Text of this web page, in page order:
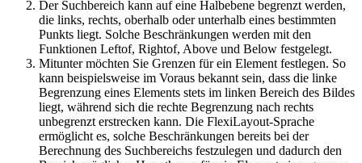
Der Suchbereich kann auf eine Halbebene begrenzt werden,
die links, rechts, oberhalb oder unterhalb eines bestimmten
Punkts liegt. Solche Beschränkungen werden mit den
Funktionen Leftof, Rightof, Above und Below festgelegt.
Mitunter möchten Sie Grenzen für ein Element festlegen. So
kann beispielsweise im Voraus bekannt sein, dass die linke
Begrenzung eines Elements stets im linken Bereich des Bildes
liegt, während sich die rechte Begrenzung nach rechts
unbegrenzt erstrecken kann. Die FlexiLayout-Sprache
ermöglicht es, solche Beschränkungen bereits bei der
Berechnung des Suchbereichs festzulegen und dadurch den